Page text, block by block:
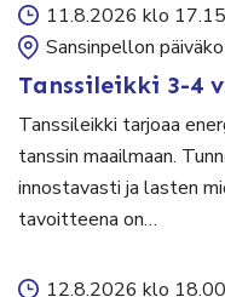
11.8.2026 klo 17.15
Sansinpellon
Tanssileikki 3-4
Tanssileikki tarjoaa
tanssin maailmaan.
innostavasti ja lasten
tavoitteena on…
12.8.2026 klo 18.00